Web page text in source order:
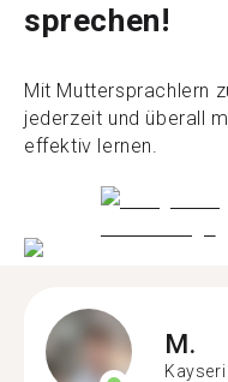
sprechen!
Mit Muttersprachlern
jederzeit und überall
effektiv lernen.
M.
Kayseri